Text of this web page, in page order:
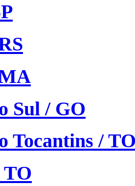
Sul / GO
Tocantins /
TO